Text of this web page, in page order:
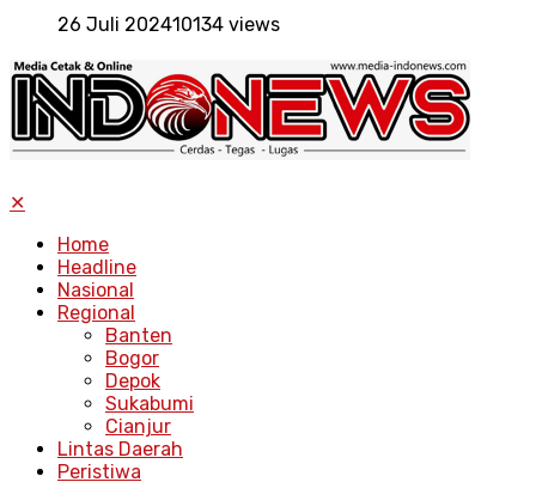
26 Juli 202410134 views
✕
Home
Headline
Nasional
Regional
Banten
Bogor
Depok
Sukabumi
Cianjur
Lintas Daerah
Peristiwa